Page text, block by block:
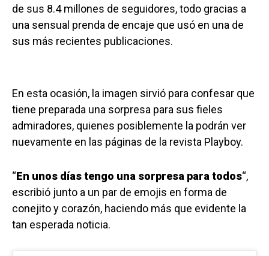
de sus 8.4 millones de seguidores, todo gracias a
una sensual prenda de encaje que usó en una de
sus más recientes publicaciones.
En esta ocasión, la imagen sirvió para confesar que
tiene preparada una sorpresa para sus fieles
admiradores, quienes posiblemente la podrán ver
nuevamente en las páginas de la revista Playboy.
“En unos días tengo una sorpresa para todos“,
escribió junto a un par de emojis en forma de
conejito y corazón, haciendo más que evidente la
tan esperada noticia.